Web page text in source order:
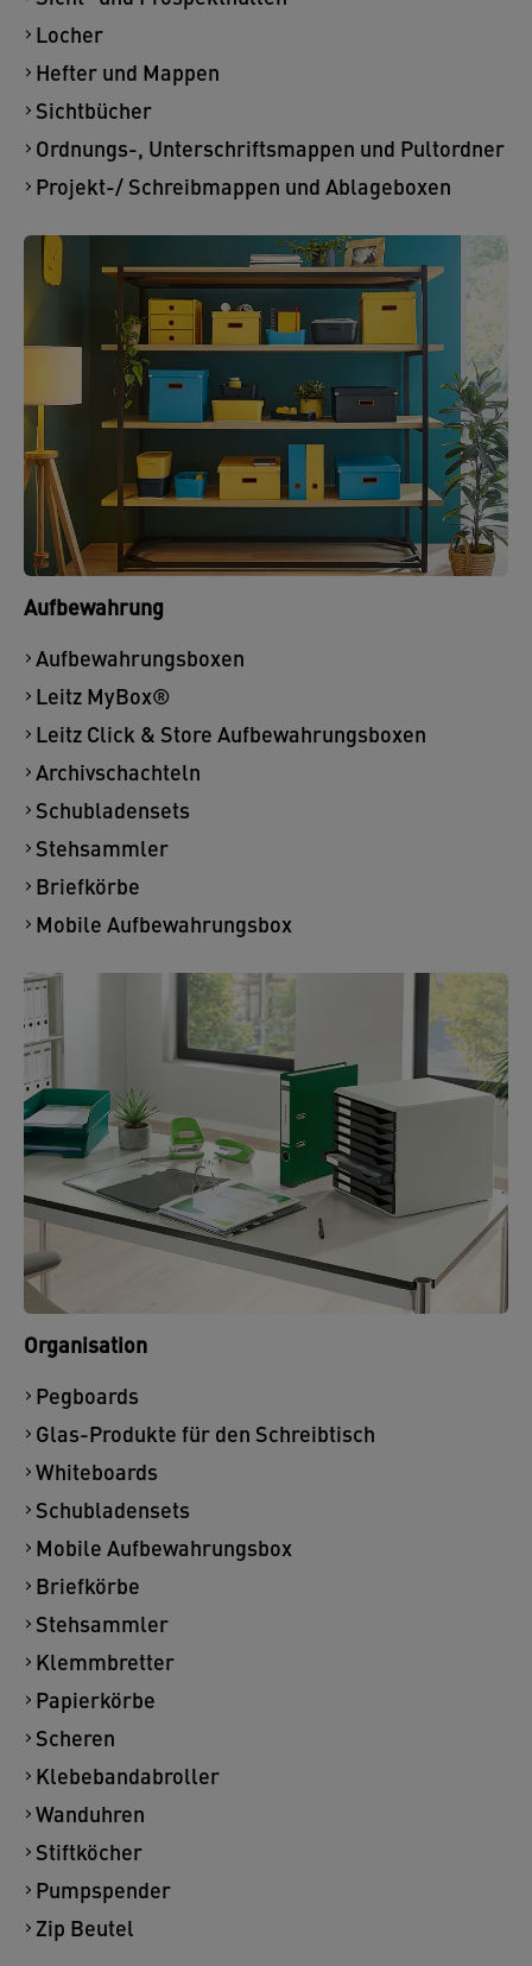
Locher
Hefter und Mappen
Sichtbücher
Ordnungs-, Unterschriftsmappen und Pultordner
Projekt-/ Schreibmappen und Ablageboxen
Aufbewahrung
Aufbewahrungsboxen
Leitz MyBox®
Leitz Click & Store Aufbewahrungsboxen
Archivschachteln
Schubladensets
Stehsammler
Briefkörbe
Mobile Aufbewahrungsbox
Organisation
Pegboards
Glas-Produkte für den Schreibtisch
Whiteboards
Schubladensets
Mobile Aufbewahrungsbox
Briefkörbe
Stehsammler
Klemmbretter
Papierkörbe
Scheren
Klebebandabroller
Wanduhren
Stiftköcher
Pumpspender
Zip Beutel